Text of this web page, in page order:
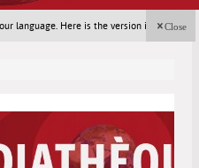
language. Here is the version in french
Close